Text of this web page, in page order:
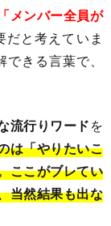
「メンバー全員が
と考えていま
きる言葉で、
流行りワードを
は「やりたいこ
ここがブレてい
当然結果も出な